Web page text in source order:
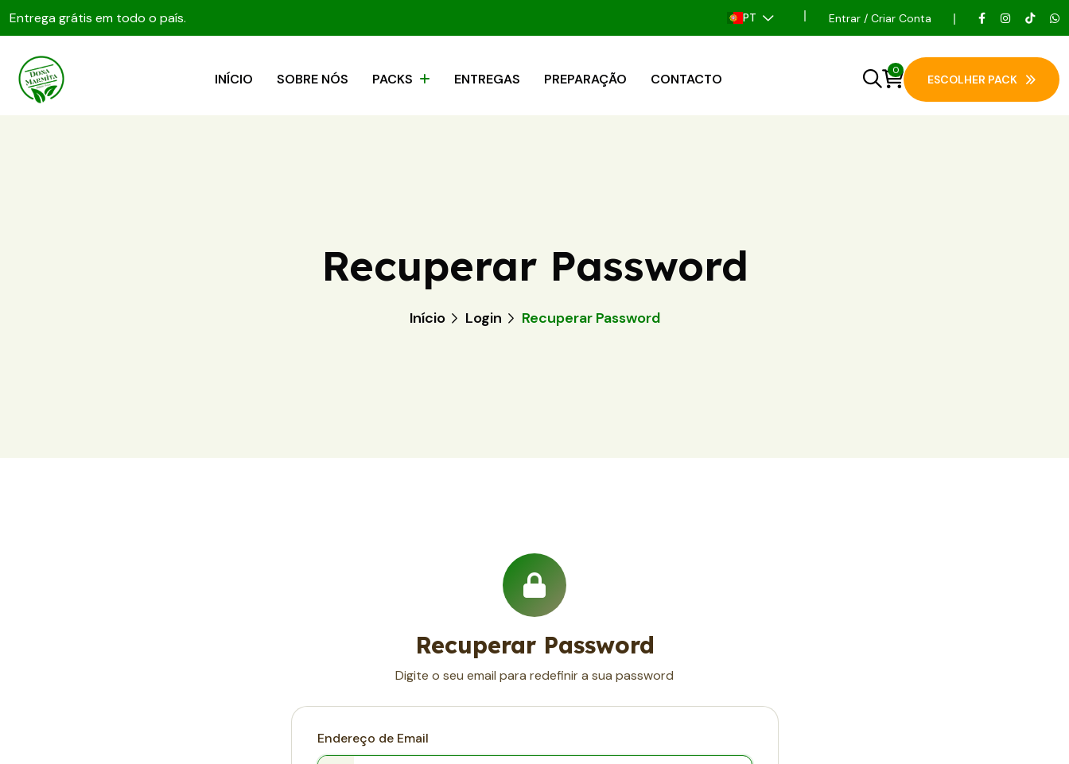
Entrega grátis em todo o país. PT Entrar / Criar Conta
INÍCIO SOBRE NÓS PACKS ENTREGAS PREPARAÇÃO CONTACTO
0
ESCOLHER PACK
Recuperar Password
Início Login Recuperar Password
Recuperar Password
Digite o seu email para redefinir a sua password
Endereço de Email